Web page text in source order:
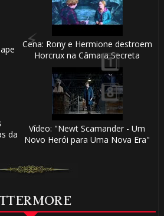
Cena: Rony e Hermione destroem
Horcrux na Câmara Secreta
da
Vídeo: "Newt Scamander - Um
Novo Herói para Uma Nova Era"